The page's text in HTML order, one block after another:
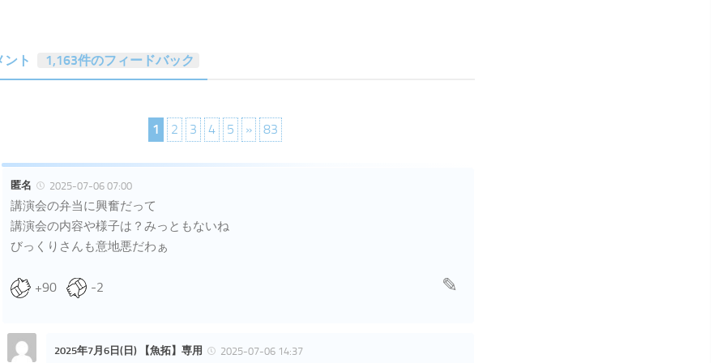
ント 1,163件のフィードバック
1 2 3 4 5 » 83
匿名 2025-07-06 07:00
講演会の弁当に興奮だって
講演会の内容や様子は？みっともないね
びっくりさんも意地悪だわぁ
+90 -2
2025年7月6日(日) 【魚拓】専用 2025-07-06 14:37